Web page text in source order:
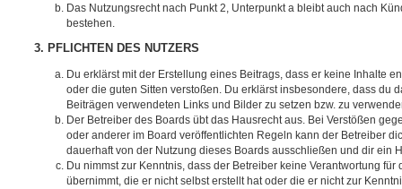
Das Nutzungsrecht nach Punkt 2, Unterpunkt a bleibt auch nach
bestehen.
3. PFLICHTEN DES NUTZERS
Du erklärst mit der Erstellung eines Beitrags, dass er keine Inhalte
oder die guten Sitten verstoßen. Du erklärst insbesondere, dass du
Beiträgen verwendeten Links und Bilder zu setzen bzw. zu
Der Betreiber des Boards übt das Hausrecht aus. Bei Verstößen
oder anderer im Board veröffentlichten Regeln kann der Betreiber
dauerhaft von der Nutzung dieses Boards ausschließen und dir ein
Du nimmst zur Kenntnis, dass der Betreiber keine Verantwortung für
übernimmt, die er nicht selbst erstellt hat oder die er nicht zur